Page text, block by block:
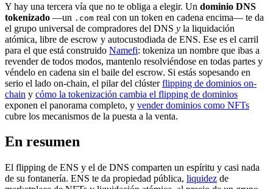
Y hay una tercera vía que no te obliga a elegir. Un dominio DNS
tokenizado —un .com real con un token en cadena encima— te da
el grupo universal de compradores del DNS y la liquidación
atómica, libre de escrow y autocustodiada de ENS. Ese es el carril
para el que está construido Namefi: tokeniza un nombre que ibas a
revender de todos modos, mantenlo resolviéndose en todas partes y
véndelo en cadena sin el baile del escrow. Si estás sopesando en
serio el lado on-chain, el pilar del clústerflipping de dominios on-
chain y cómo la tokenización cambia el flipping de dominios
exponen el panorama completo, y vender dominios como NFTs
cubre los mecanismos de la puesta a la venta.
En resumen
El flipping de ENS y el de DNS comparten un espíritu y casi nada
de su fontanería. ENS te da propiedad pública, liquidez de